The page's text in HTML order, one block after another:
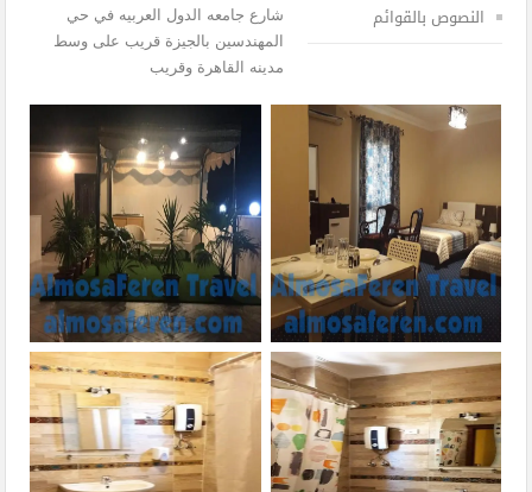
النصوص بالقوائم
شارع جامعه الدول العربيه في حي
المهندسين بالجيزة قريب على وسط
مدينه القاهرة وقريب